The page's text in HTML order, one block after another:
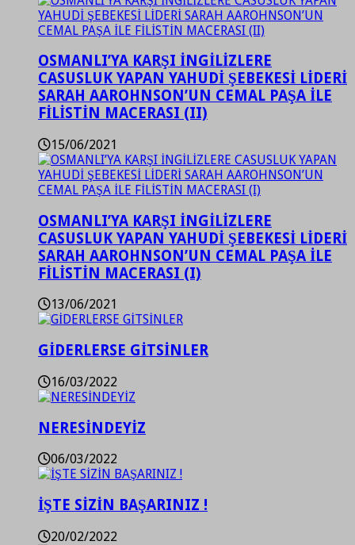
OSMANLI’YA KARŞI İNGİLİZLERE
CASUSLUK YAPAN YAHUDİ ŞEBEKESİ LİDERİ
SARAH AAROHNSON’UN CEMAL PAŞA İLE
FİLİSTİN MACERASI (II)
15/06/2021
OSMANLI’YA KARŞI İNGİLİZLERE
CASUSLUK YAPAN YAHUDİ ŞEBEKESİ LİDERİ
SARAH AAROHNSON’UN CEMAL PAŞA İLE
FİLİSTİN MACERASI (I)
13/06/2021
GİDERLERSE GİTSİNLER
16/03/2022
NERESİNDEYİZ
06/03/2022
İŞTE SİZİN BAŞARINIZ !
20/02/2022